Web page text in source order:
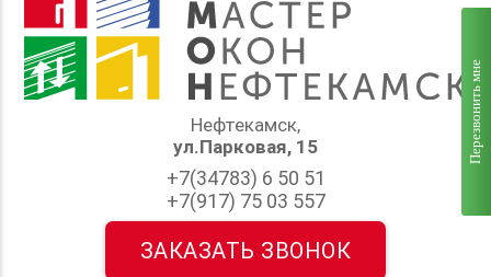
Нефтекамск,
ул.Парковая, 15
+7(34783) 6 50 51
+7(917) 75 03 557
ЗАКАЗАТЬ ЗВОНОК
Перезвонить мне